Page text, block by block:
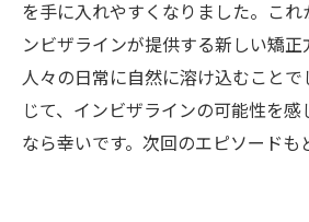
を手に入れやすくなりました。こ
ンビザラインが提供する新しい矯
人々の日常に自然に溶け込むこと
じて、インビザラインの可能性を
なら幸いです。次回のエピソードも